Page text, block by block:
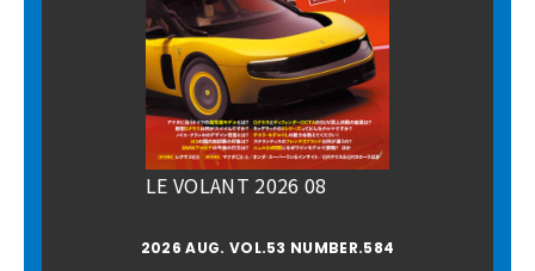
LE VOLANT 2026 08
2026 AUG. VOL.53 NUMBER.584